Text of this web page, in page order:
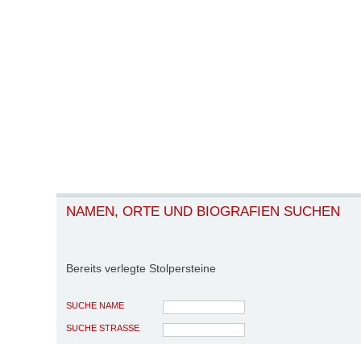
NAMEN, ORTE UND BIOGRAFIEN SUCHEN
Bereits verlegte Stolpersteine
SUCHE NAME
SUCHE STRASSE